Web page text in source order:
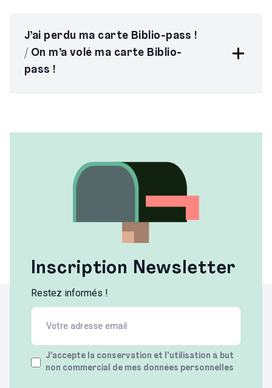
J’ai perdu ma carte Biblio-pass !
/ On m’a volé ma carte Biblio-
pass !
Inscription Newsletter
Restez informés !
Email
(Required)
Terms
(Required)
J’accepte la conservation et l’utilisation à but
non commercial de mes données personnelles